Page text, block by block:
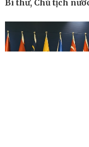
Chuyển đổi số
Bí thư, Chủ tịch